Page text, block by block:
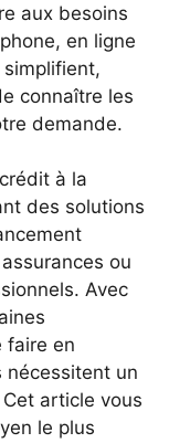
aux besoins
en ligne
connaître les
demande.
à la
des solutions
ou
Avec
faire en
nécessitent un
article vous
le plus